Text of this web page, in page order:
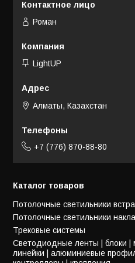
Роман
LightUP
Алматы, Казахстан
+7 (776) 870-88-80
Каталог товаров
Потолочные светильники
Потолочные светильники
Трековые системы
Светодиодные ленты | блоки |
линейки | алюминиевые